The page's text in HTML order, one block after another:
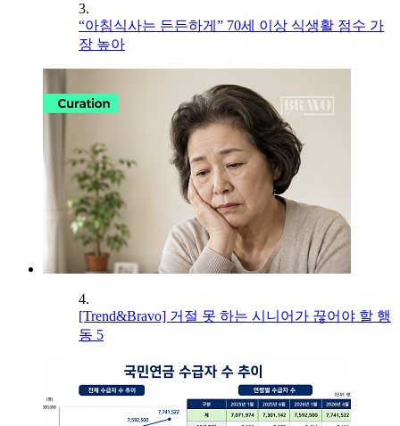
3.
“아침식사는 든든하게” 70세 이상 식생활 점수 가
장 높아
4.
[Trend&Bravo] 거절 못 하는 시니어가 끊어야 할 행
동 5